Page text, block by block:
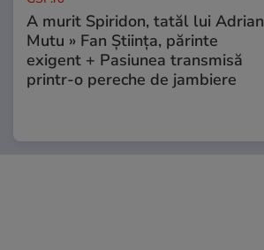
A murit Spiridon, tatăl lui Adrian
Mutu » Fan Știința, părinte
exigent + Pasiunea transmisă
printr-o pereche de jambiere